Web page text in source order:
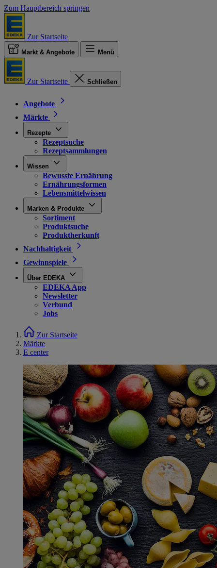
Zum Hauptbereich springen
Zur Startseite
Markt & Angebote Menü
Zur Startseite Schließen
Angebote
Märkte
Rezepte
Rezeptsuche
Rezeptsammlungen
Wissen
Bewusste Ernährung
Ernährungsformen
Lebensmittelwissen
Marken & Produkte
Sortiment
Produktsuche
Produktherkunft
Nachhaltigkeit
Gewinnspiele
Über EDEKA
EDEKA App
Newsletter
Verbund
Jobs
Zur Startseite
Märkte
E center